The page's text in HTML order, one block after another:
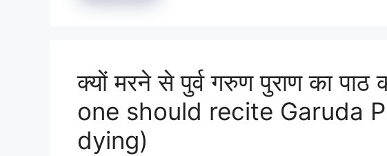
क्यों मरने से पुर्व गरुण पुराण का पाठ
one should recite Garuda
dying)